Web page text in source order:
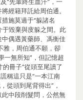
經籍拜託給周伯通。
施莫過于“躲諸名
毀棄與庋躲之間。此
偶遇黃藥師、馮衡佳
雅，周伯通不願，卻
一無所知”，但記憶超
冊子”從頭至尾讀了
稱這只是“一本江南
從頭到尾背得出”，
中段削髮問，公然無